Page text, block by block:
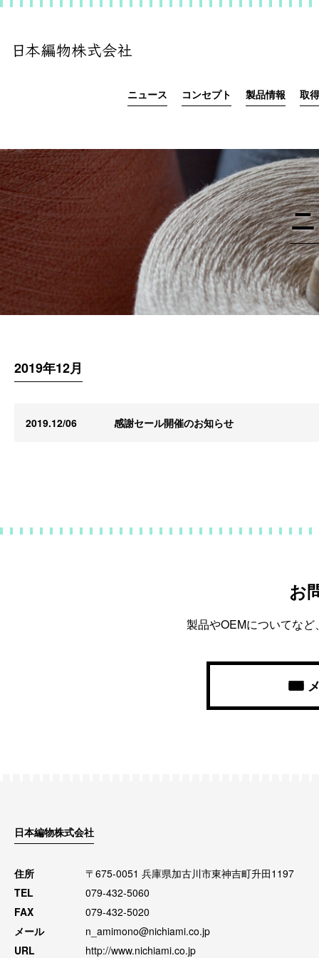
ニュース コンセプト 製品情報 取
2019年12月
2019.12/06 感謝セール開催のお知らせ
お
製品やOEMについてな
日本編物株式会社
住所
〒675-0051 兵庫県加古川市東神吉町升田1197
TEL
079-432-5060
FAX
079-432-5020
メール
n_amimono@nichiami.co.jp
URL
http://www.nichiami.co.jp